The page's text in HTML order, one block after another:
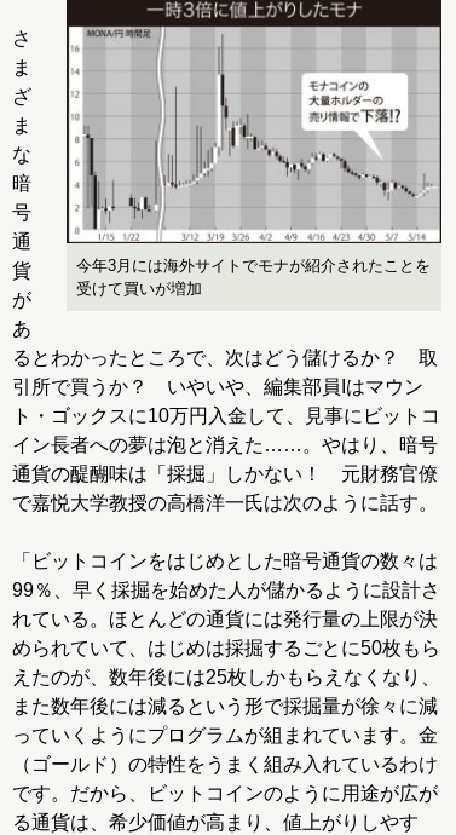
今年3月には海外サイトでモナが紹介されたことを
受けて買いが増加
さ
ま
ざ
ま
な
暗
号
通
貨
が
あ
るとわかったところで、次はどう儲けるか？ 取
引所で買うか？ いやいや、編集部員Iはマウン
ト・ゴックスに10万円入金して、見事にビットコ
イン長者への夢は泡と消えた……。やはり、暗号
通貨の醍醐味は「採掘」しかない！ 元財務官僚
で嘉悦大学教授の高橋洋一氏は次のように話す。
「ビットコインをはじめとした暗号通貨の数々は
99％、早く採掘を始めた人が儲かるように設計さ
れている。ほとんどの通貨には発行量の上限が決
められていて、はじめは採掘するごとに50枚もら
えたのが、数年後には25枚しかもらえなくなり、
また数年後には減るという形で採掘量が徐々に減
っていくようにプログラムが組まれています。金
（ゴールド）の特性をうまく組み入れているわけ
です。だから、ビットコインのように用途が広が
る通貨は、希少価値が高まり、値上がりしやす